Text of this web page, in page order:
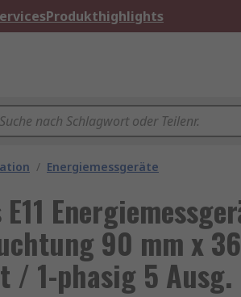
Produkthighlights
/ Energiemessgeräte
90 mm x
/ 1-phasig 5 Ausg.